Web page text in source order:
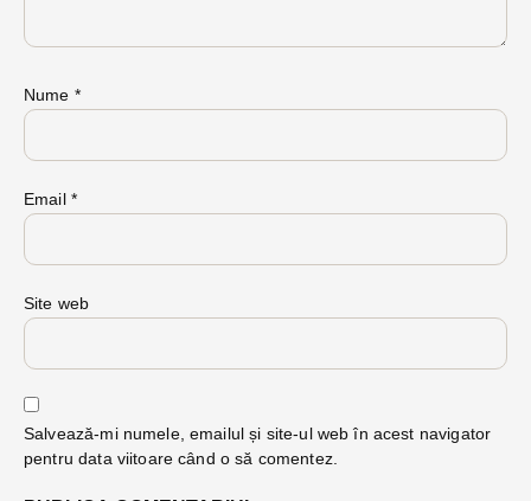
Nume *
Email *
Site web
Salvează-mi numele, emailul și site-ul web în acest navigator
pentru data viitoare când o să comentez.